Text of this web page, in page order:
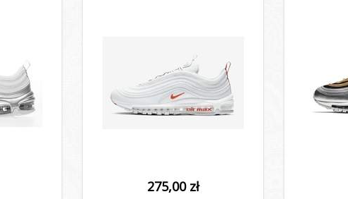
275,00 zł